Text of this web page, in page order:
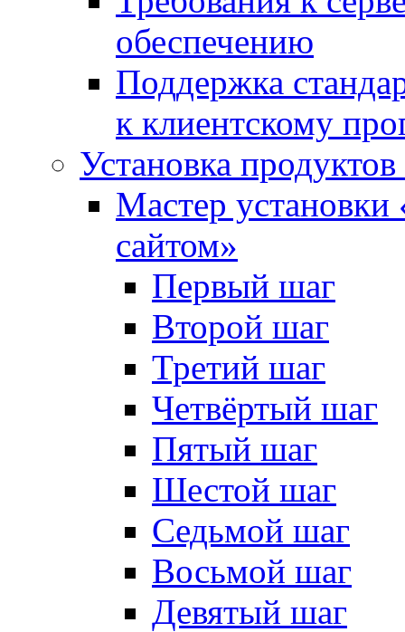
обеспечению
Поддержка
к клиентскому
Установка
Мастер
сайтом»
Первый шаг
Второй шаг
Третий шаг
Четвёртый шаг
Пятый шаг
Шестой шаг
Седьмой шаг
Восьмой шаг
Девятый шаг